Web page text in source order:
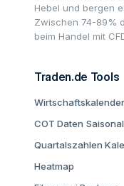
Hebel und bergen
Zwischen 74-89%
beim Handel mit
Traden.de Tools
Wirtschaftskalender
COT Daten
Quartalszahlen
Heatmap